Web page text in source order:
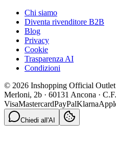
Chi siamo
Diventa rivenditore B2B
Blog
Privacy
Cookie
Trasparenza AI
Condizioni
© 2026 Inshopping Official
Merloni, 2b · 60131 Ancona ·
VisaMastercardPayPalKlarna
Chiedi all'AI